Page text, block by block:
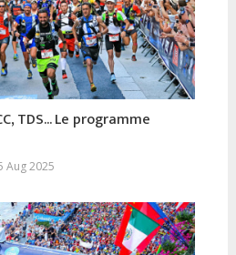
TDS... Le programme
Aug 2025